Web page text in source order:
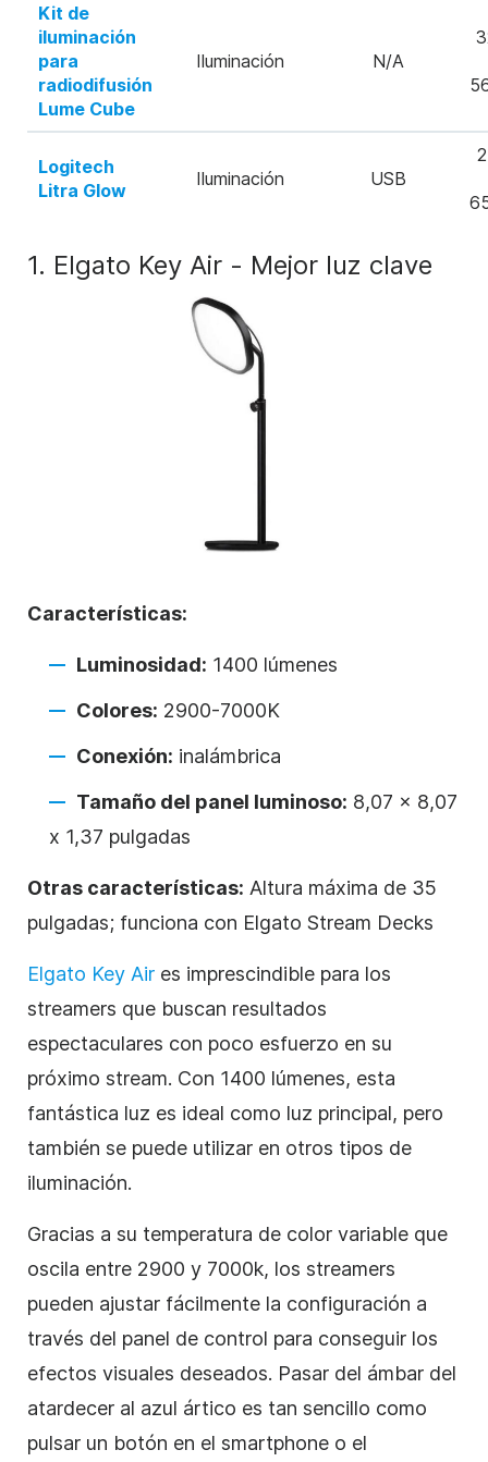
Kit de
iluminación
para
radiodifusión
Lume Cube
Iluminación N/A
Logitech
Litra Glow
Iluminación USB
1. Elgato Key Air - Mejor luz clave
Características:
Luminosidad: 1400 lúmenes
Colores: 2900-7000K
Conexión: inalámbrica
Tamaño del panel luminoso: 8,07 x 8,07
x 1,37 pulgadas
Otras características: Altura máxima de 35
pulgadas; funciona con Elgato Stream Decks
Elgato Key Air es imprescindible para los
streamers que buscan resultados
espectaculares con poco esfuerzo en su
próximo stream. Con 1400 lúmenes, esta
fantástica luz es ideal como luz principal, pero
también se puede utilizar en otros tipos de
iluminación.
Gracias a su temperatura de color variable que
oscila entre 2900 y 7000k, los streamers
pueden ajustar fácilmente la configuración a
través del panel de control para conseguir los
efectos visuales deseados. Pasar del ámbar del
atardecer al azul ártico es tan sencillo como
pulsar un botón en el smartphone o el